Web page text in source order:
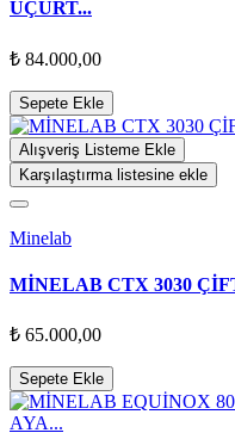
UÇURT...
₺ 84.000,00
Sepete Ekle
Alışveriş Listeme Ekle
Karşılaştırma listesine ekle
Minelab
MİNELAB CTX 3030
₺ 65.000,00
Sepete Ekle